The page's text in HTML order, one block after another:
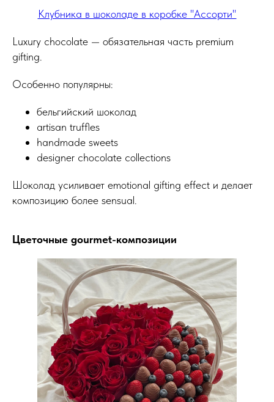
Клубника в шоколаде в коробке "Ассорти"
Luxury chocolate — обязательная часть premium
gifting.
Особенно популярны:
бельгийский шоколад
artisan truffles
handmade sweets
designer chocolate collections
Шоколад усиливает emotional gifting effect и делает
композицию более sensual.
Цветочные gourmet-композиции